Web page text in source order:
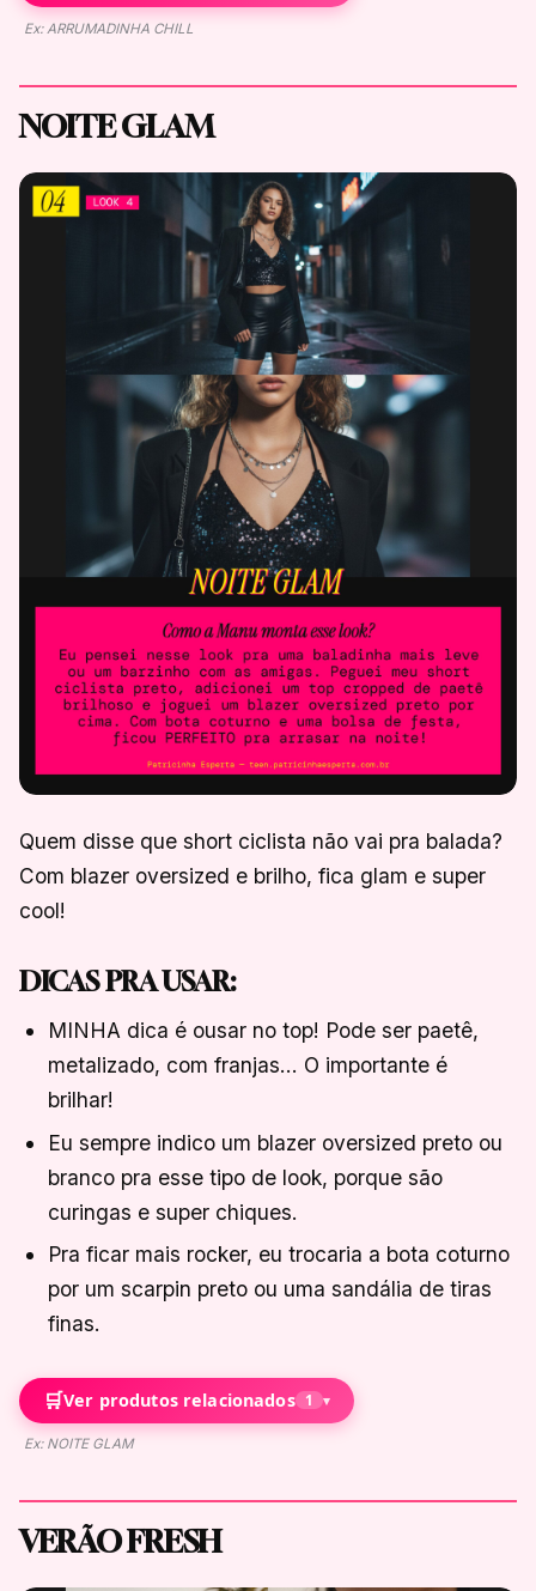
Ex: ARRUMADINHA CHILL
NOITE GLAM
Quem disse que short ciclista não vai pra balada?
Com blazer oversized e brilho, fica glam e super
cool!
DICAS PRA USAR:
MINHA dica é ousar no top! Pode ser paetê,
metalizado, com franjas… O importante é
brilhar!
Eu sempre indico um blazer oversized preto ou
branco pra esse tipo de look, porque são
curingas e super chiques.
Pra ficar mais rocker, eu trocaria a bota coturno
por um scarpin preto ou uma sandália de tiras
finas.
🛒Ver produtos relacionados 1 ▾
Ex: NOITE GLAM
VERÃO FRESH